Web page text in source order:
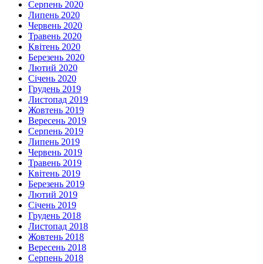
Серпень 2020
Липень 2020
Червень 2020
Травень 2020
Квітень 2020
Березень 2020
Лютий 2020
Січень 2020
Грудень 2019
Листопад 2019
Жовтень 2019
Вересень 2019
Серпень 2019
Липень 2019
Червень 2019
Травень 2019
Квітень 2019
Березень 2019
Лютий 2019
Січень 2019
Грудень 2018
Листопад 2018
Жовтень 2018
Вересень 2018
Серпень 2018